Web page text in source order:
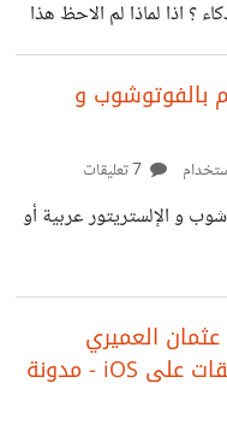
؟ اذا لماذا لم الاحظ هذا
منها:)
بالفوتوشوب و
و الإلستريتور عربية أو
العميري
مكتشف تقنية تكرار التطبيقات على iOS - مدونة